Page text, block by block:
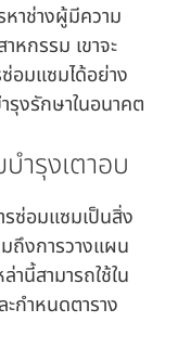
าช่างผู้มีความ
หกรรม เขาจะ
อมแซมได้อย่าง
รุงรักษาในอนาคต
ำรุงเตาอบ
ซ่อมแซมเป็นสิ่ง
ถึงการวางแผน
านี้สามารถใช้ใน
กำหนดตาราง